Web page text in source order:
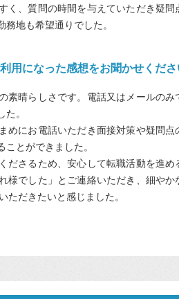
く、質問の時間を与えていただき疑
地も希望通りでした。
用になった感想をお聞かせくだ
素晴らしさです。電話又はメールの
。
めにお電話いただき面接対策や疑問
とができました。
ださるため、安心して転職活動を進
様でした」とご連絡いただき、細や
ただきたいと感じました。